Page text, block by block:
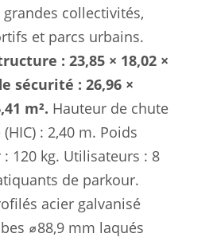
collectivités,
et parcs urbains.
: 23,85 × 18,02 ×
sécurité : 26,96 ×
m². Hauteur de chute
: 2,40 m. Poids
120 kg. Utilisateurs : 8
de parkour.
acier galvanisé
⌀88,9 mm laqués